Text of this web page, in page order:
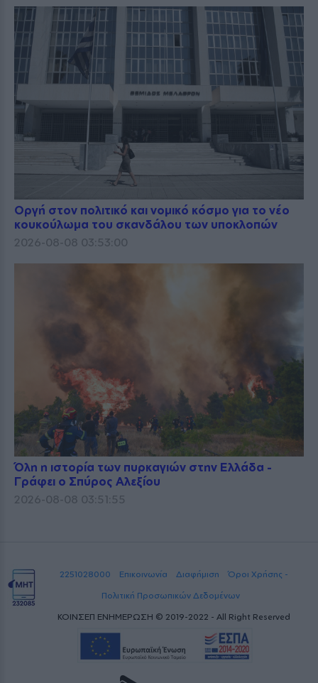
Οργή στον πολιτικό και νομικό κόσμο για το νέο
κουκούλωμα του σκανδάλου των υποκλοπών
2026-08-08 03:53:00
Όλη η ιστορία των πυρκαγιών στην Ελλάδα -
Γράφει ο Σπύρος Αλεξίου
2026-08-08 03:51:55
2251028000 Επικοινωνία Διαφήμιση
Όροι Χρήσης -
Πολιτική Προσωπικών Δεδομένων
ΚΟΙΝΣΕΠ ΕΝΗΜΕΡΩΣΗ © 2019-2022 - All Right Reserved